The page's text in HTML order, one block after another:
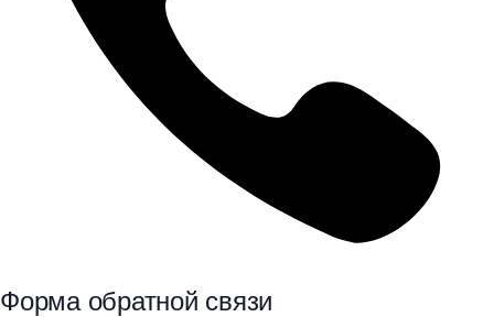
Форма обратной связи